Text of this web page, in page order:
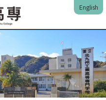
English